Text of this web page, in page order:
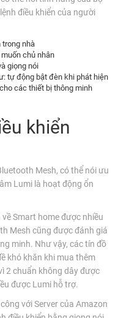
điều khiển của người
trong nhà
chủ nhân
giọng nói
tự động bật đèn khi phát hiện
các thiết bị thông minh
khiển
Mesh, có thể nói ưu
Lumi là hoạt động ổn
Smart home được nhiều
Mesh cũng được đánh giá
minh. Như vậy, các tín đồ
khó khăn khi mua thêm
2 chuẩn không dây được
được Lumi hỗ trợ.
với Server của Amazon